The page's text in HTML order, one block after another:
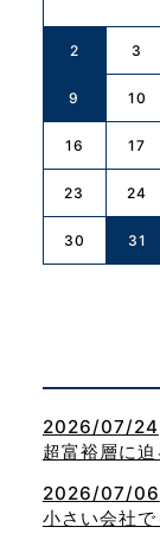
2 3
9 10
16 17
23 24
30 31
2026/07/24
超富裕層に
2026/07/06
小さい会社